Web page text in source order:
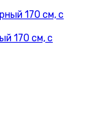
170 см, с